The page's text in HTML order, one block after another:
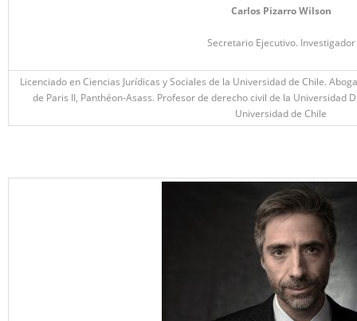
Carlos Pizarro Wilson
Secretario Ejecutivo. Investigador
Licenciado en Ciencias Jurídicas y Sociales de la Universidad de Chile.
de Paris II, Panthéon-Asass. Profesor de derecho civil de la Universidad
Universidad de Chile